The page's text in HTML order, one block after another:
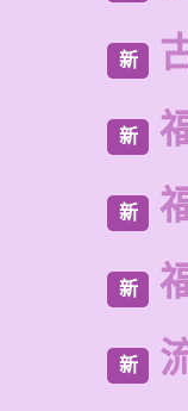
新
新
新
新
新